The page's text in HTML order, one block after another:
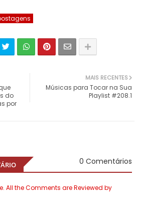
MAIS RECENTES
Músicas para Tocar na Sua
Playlist #208.1
do
por
0 Comentários
All the Comments are Reviewed by